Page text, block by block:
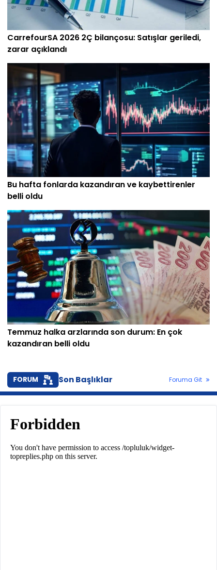
CarrefourSA 2026 2Ç bilançosu: Satışlar geriledi,
zarar açıklandı
Bu hafta fonlarda kazandıran ve kaybettirenler
belli oldu
Temmuz halka arzlarında son durum: En çok
kazandıran belli oldu
FORUM Son Başlıklar Foruma Git